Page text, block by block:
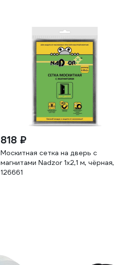
818 ₽
Москитная сетка на дверь с
магнитами Nadzor 1x2,1 м, чёрная,
126661